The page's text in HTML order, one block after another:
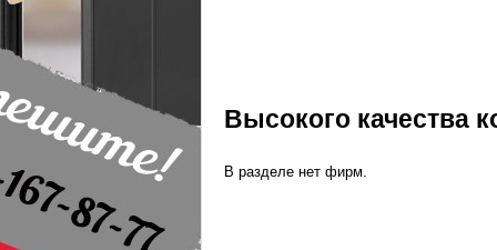
Высокого качества
В разделе нет фирм.